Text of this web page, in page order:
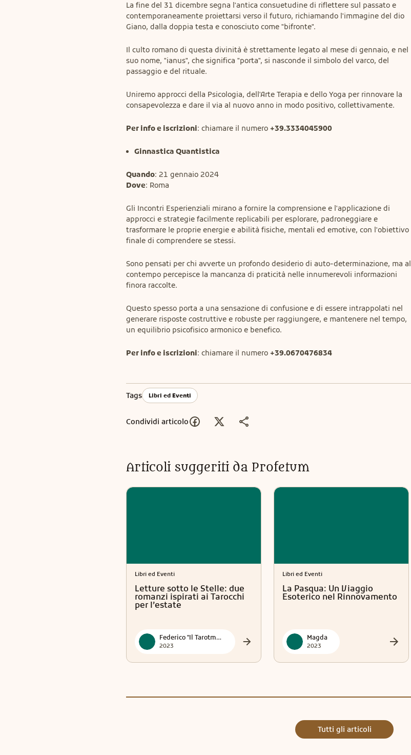
La fine del 31 dicembre segna l'antica consuetudine di riflettere sul passato e
contemporaneamente proiettarsi verso il futuro, richiamando l'immagine del dio
Giano, dalla doppia testa e conosciuto come "bifronte".
Il culto romano di questa divinità è strettamente legato al mese di gennaio, e nel
suo nome, "ianus", che significa "porta", si nasconde il simbolo del varco, del
passaggio e del rituale.
Uniremo approcci della Psicologia, dell'Arte Terapia e dello Yoga per rinnovare la
consapevolezza e dare il via al nuovo anno in modo positivo, collettivamente.
Per info e iscrizioni: chiamare il numero +39.3334045900
Ginnastica Quantistica
Quando
Dove: Roma
Gli Incontri Esperienziali mirano a fornire la comprensione e l'applicazione di
approcci e strategie facilmente replicabili per esplorare, padroneggiare e
trasformare le proprie energie e abilità fisiche, mentali ed emotive, con l'obiettivo
finale di comprendere se stessi.
Sono pensati per chi avverte un profondo desiderio di auto-determinazione, ma al
contempo percepisce la mancanza di praticità nelle innumerevoli informazioni
finora raccolte.
Questo spesso porta a una sensazione di confusione e di essere intrappolati nel
generare risposte costruttive e robuste per raggiungere, e mantenere nel tempo,
un equilibrio psicofisico armonico e benefico.
Per info e iscrizioni: chiamare il numero +39.0670476834
Tags Libri ed Eventi
Condividi articolo
Articoli suggeriti da Profetum
Libri ed Eventi
Letture sotto le Stelle: due
romanzi ispirati ai Tarocchi
per l’estate
Federico "Il Tarotmante"
2023
Libri ed Eventi
La Pasqua: Un Viaggio
Esoterico nel Rinnovamento
Magda
2023
Tutti gli articoli